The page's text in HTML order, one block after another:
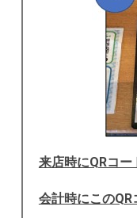
来店時にQRコー
会計時にこのQR